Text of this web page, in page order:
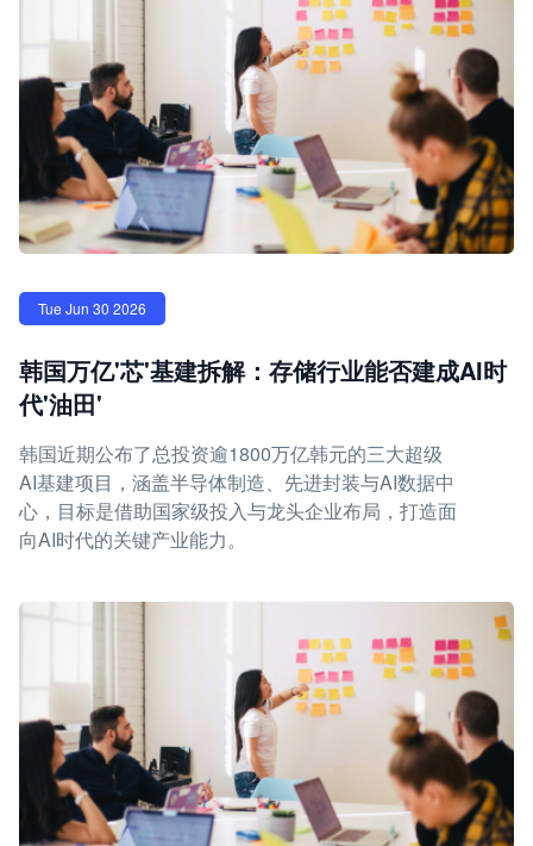
Tue Jun 30 2026
韩国万亿'芯'基建拆解：存储行业能否建成AI时
代'油田'
韩国近期公布了总投资逾1800万亿韩元的三大超级
AI基建项目，涵盖半导体制造、先进封装与AI数据中
心，目标是借助国家级投入与龙头企业布局，打造面
向AI时代的关键产业能力。